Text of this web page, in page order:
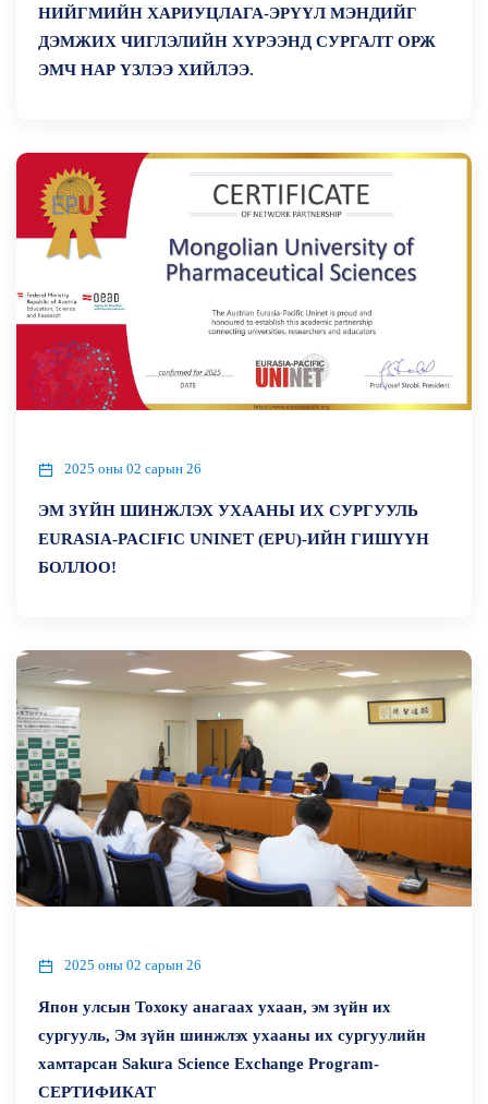
НИЙГМИЙН ХАРИУЦЛАГА-ЭРҮҮЛ МЭНДИЙГ
ДЭМЖИХ ЧИГЛЭЛИЙН ХҮРЭЭНД СУРГАЛТ ОРЖ
ЭМЧ НАР ҮЗЛЭЭ ХИЙЛЭЭ.
2025 оны 02 сарын 26
ЭМ ЗҮЙН ШИНЖЛЭХ УХААНЫ ИХ СУРГУУЛЬ
EURASIA-PACIFIC UNINET (EPU)-ИЙН ГИШҮҮН
БОЛЛОО!
2025 оны 02 сарын 26
Япон улсын Тохоку анагаах ухаан, эм зүйн их
сургууль, Эм зүйн шинжлэх ухааны их сургуулийн
хамтарсан Sakura Science Exchange Program-
СЕРТИФИКАТ